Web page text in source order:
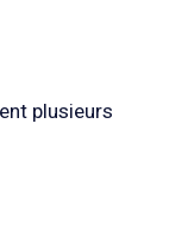
plusieurs